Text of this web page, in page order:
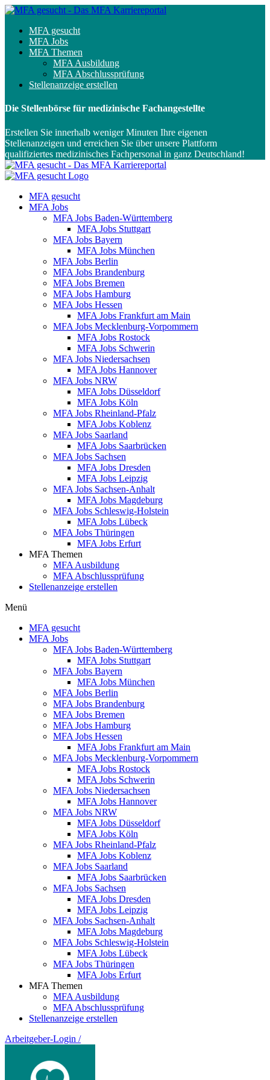
MFA gesucht
MFA Jobs
MFA Themen
MFA Ausbildung
MFA Abschlussprüfung
Stellenanzeige erstellen
Die Stellenbörse für medizinische Fachangestellte
Erstellen Sie innerhalb weniger Minuten Ihre eigenen
Stellenanzeigen und erreichen Sie über unsere Plattform
qualifiziertes medizinisches Fachpersonal in ganz Deutschland!
MFA gesucht
MFA Jobs
MFA Jobs Baden-Württemberg
MFA Jobs Stuttgart
MFA Jobs Bayern
MFA Jobs München
MFA Jobs Berlin
MFA Jobs Brandenburg
MFA Jobs Bremen
MFA Jobs Hamburg
MFA Jobs Hessen
MFA Jobs Frankfurt am Main
MFA Jobs Mecklenburg-Vorpommern
MFA Jobs Rostock
MFA Jobs Schwerin
MFA Jobs Niedersachsen
MFA Jobs Hannover
MFA Jobs NRW
MFA Jobs Düsseldorf
MFA Jobs Köln
MFA Jobs Rheinland-Pfalz
MFA Jobs Koblenz
MFA Jobs Saarland
MFA Jobs Saarbrücken
MFA Jobs Sachsen
MFA Jobs Dresden
MFA Jobs Leipzig
MFA Jobs Sachsen-Anhalt
MFA Jobs Magdeburg
MFA Jobs Schleswig-Holstein
MFA Jobs Lübeck
MFA Jobs Thüringen
MFA Jobs Erfurt
MFA Themen
MFA Ausbildung
MFA Abschlussprüfung
Stellenanzeige erstellen
Menü
MFA gesucht
MFA Jobs
MFA Jobs Baden-Württemberg
MFA Jobs Stuttgart
MFA Jobs Bayern
MFA Jobs München
MFA Jobs Berlin
MFA Jobs Brandenburg
MFA Jobs Bremen
MFA Jobs Hamburg
MFA Jobs Hessen
MFA Jobs Frankfurt am Main
MFA Jobs Mecklenburg-Vorpommern
MFA Jobs Rostock
MFA Jobs Schwerin
MFA Jobs Niedersachsen
MFA Jobs Hannover
MFA Jobs NRW
MFA Jobs Düsseldorf
MFA Jobs Köln
MFA Jobs Rheinland-Pfalz
MFA Jobs Koblenz
MFA Jobs Saarland
MFA Jobs Saarbrücken
MFA Jobs Sachsen
MFA Jobs Dresden
MFA Jobs Leipzig
MFA Jobs Sachsen-Anhalt
MFA Jobs Magdeburg
MFA Jobs Schleswig-Holstein
MFA Jobs Lübeck
MFA Jobs Thüringen
MFA Jobs Erfurt
MFA Themen
MFA Ausbildung
MFA Abschlussprüfung
Stellenanzeige erstellen
Arbeitgeber-Login /